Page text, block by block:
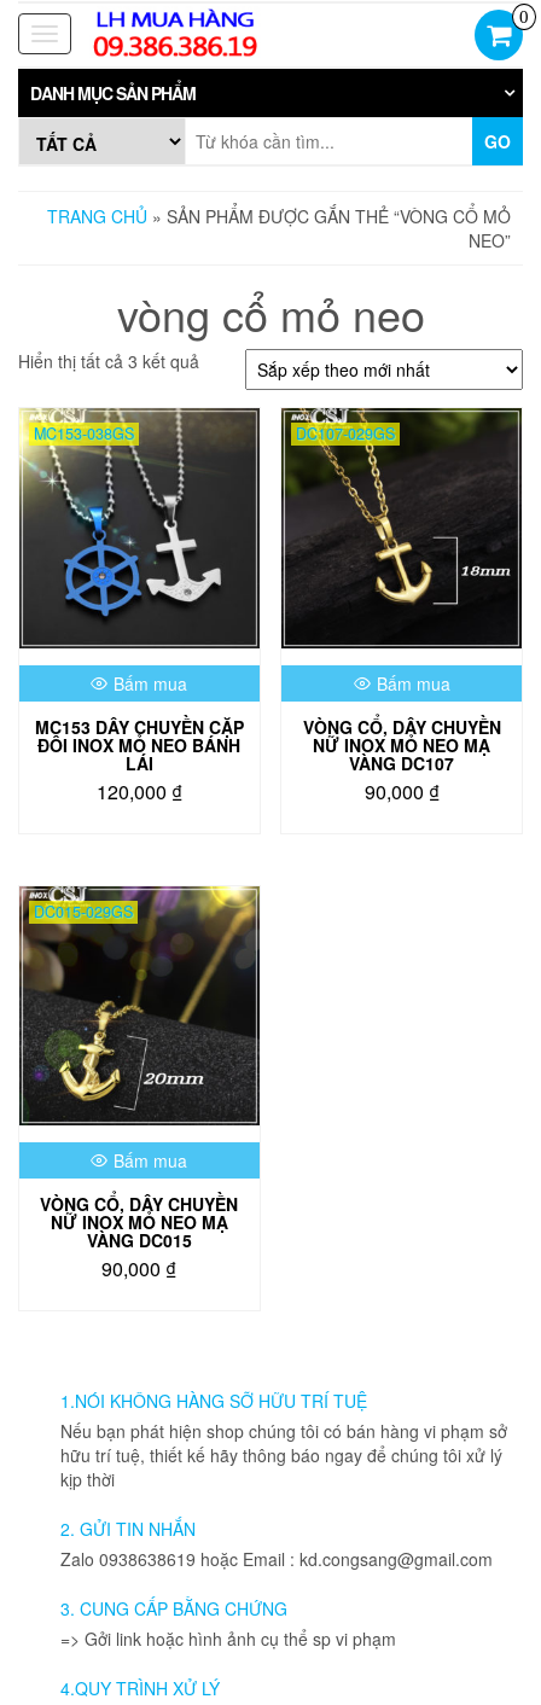
Skip
the
content
Toggle
navigation
0
DANH MỤC SẢN PHẨM
GO
TRANG CHỦ » SẢN PHẨM ĐƯỢC GẮN THẺ “VÒNG CỔ MỎ
NEO”
vòng cổ mỏ neo
Hiển thị tất cả 3 kết quả
xếp
MC153-038GS
Bấm mua
MC153 DÂY CHUYỀN CẶP
ĐÔI INOX MỎ NEO BÁNH
LÁI
120,000 ₫
DC107-029GS
Bấm mua
VÒNG CỔ, DÂY CHUYỀN
NỮ INOX MỎ NEO MẠ
VÀNG DC107
90,000 ₫
DC015-029GS
Bấm mua
VÒNG CỔ, DÂY CHUYỀN
NỮ INOX MỎ NEO MẠ
VÀNG DC015
90,000 ₫
1.NÓI KHÔNG HÀNG SỠ HỮU TRÍ TUỆ
Nếu bạn phát hiện shop chúng tôi có bán hàng vi phạm sở
hữu trí tuệ, thiết kế hãy thông báo ngay để chúng tôi xử lý
kịp thời
2. GỬI TIN NHẮN
Zalo 0938638619 hoặc Email : kd.congsang@gmail.com
3. CUNG CẤP BẰNG CHỨNG
=> Gởi link hoặc hình ảnh cụ thể sp vi phạm
4.QUY TRÌNH XỬ LÝ